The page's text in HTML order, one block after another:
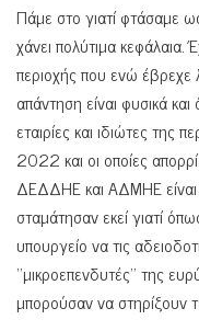
Πάμε στο γιατί φτάσαμε
χάνει πολύτιμα
περιοχής που ενώ έβρεχε
απάντηση είναι φυσικά
εταιρίες και ιδιώτες της
2022 και οι οποίες
ΔΕΔΔΗΕ και ΑΔΜΗΕ είναι
σταμάτησαν εκεί γιατί
υπουργείο να τις
‘’μικροεπενδυτές’’ της
μπορούσαν να στηρίξουν